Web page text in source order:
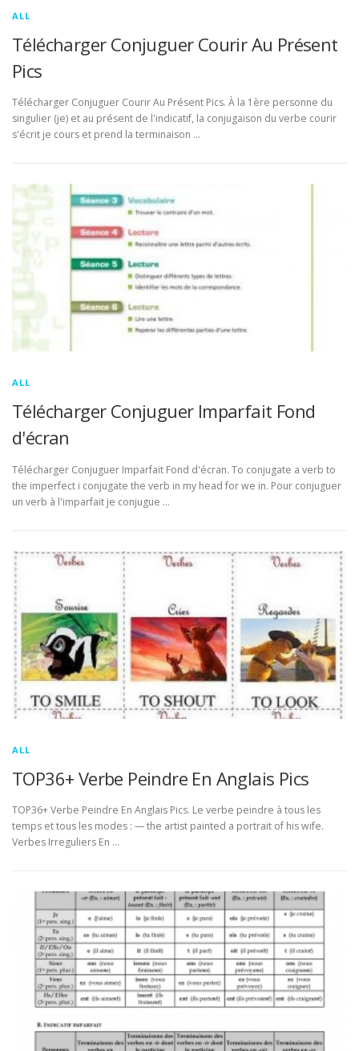
ALL
Télécharger Conjuguer Courir Au Présent
Pics
Télécharger Conjuguer Courir Au Présent Pics. À la 1ère personne du
singulier (je) et au présent de l'indicatif, la conjugaison du verbe courir
s'écrit je cours et prend la terminaison …
ALL
Télécharger Conjuguer Imparfait Fond
d'écran
Télécharger Conjuguer Imparfait Fond d'écran. To conjugate a verb to
the imperfect i conjugate the verb in my head for we in. Pour conjuguer
un verb à l'imparfait je conjugue …
ALL
TOP36+ Verbe Peindre En Anglais Pics
TOP36+ Verbe Peindre En Anglais Pics. Le verbe peindre à tous les
temps et tous les modes : — the artist painted a portrait of his wife.
Verbes Irreguliers En …